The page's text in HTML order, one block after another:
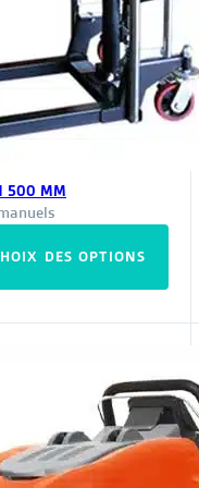
500 MM
DES OPTIONS
a
Les
être